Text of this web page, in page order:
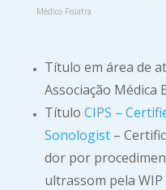
Médico Fisiatra
Título em área de
Associação Médica
Título CIPS –
Sonologist–
dor por
ultrassom pela